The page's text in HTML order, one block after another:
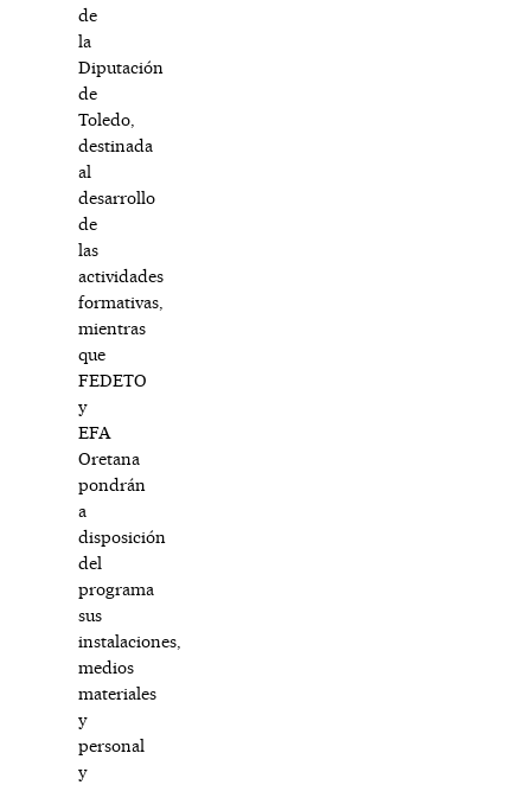
de
la
Diputación
de
Toledo,
destinada
al
desarrollo
de
las
actividades
formativas,
mientras
que
FEDETO
y
EFA
Oretana
pondrán
a
disposición
del
programa
sus
instalaciones,
medios
materiales
y
personal
y